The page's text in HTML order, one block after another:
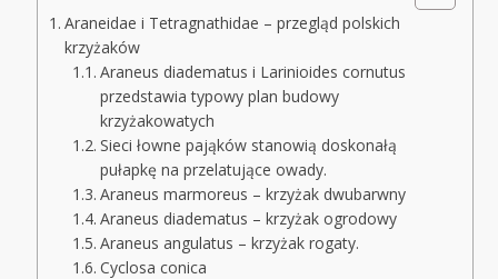
Araneidae i Tetragnathidae – przegląd polskich
krzyżaków
Araneus diadematus i Larinioides cornutus
przedstawia typowy plan budowy
krzyżakowatych
Sieci łowne pająków stanowią doskonałą
pułapkę na przelatujące owady.
Araneus marmoreus – krzyżak dwubarwny
Araneus diadematus – krzyżak ogrodowy
Araneus angulatus – krzyżak rogaty.
Cyclosa conica